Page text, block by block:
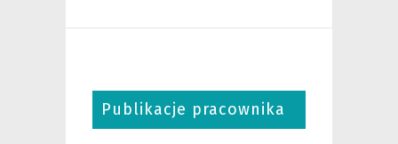
Publikacje pracownika